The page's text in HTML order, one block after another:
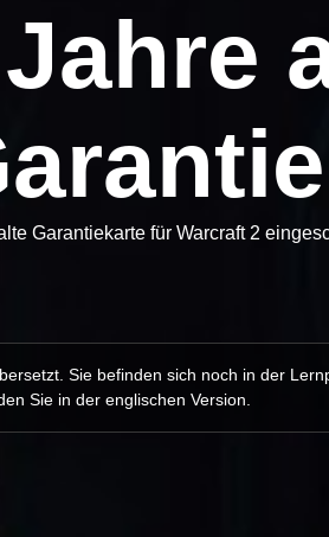
Garantiekarte für Warcraft 2
Sie befinden sich noch in der
Sie in der englischen Version.